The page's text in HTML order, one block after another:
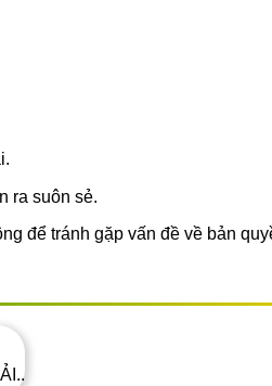
ra suôn sẻ.
để tránh gặp vấn đề về bản